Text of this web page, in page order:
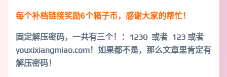
每个补档链接奖励6个箱子币，感谢大家的帮忙！
固定解压密码，一共有三个！
：1230 或者 123 或者
youxixiangmiao.com！如果都不是，那么文章里肯定有
解压密码！